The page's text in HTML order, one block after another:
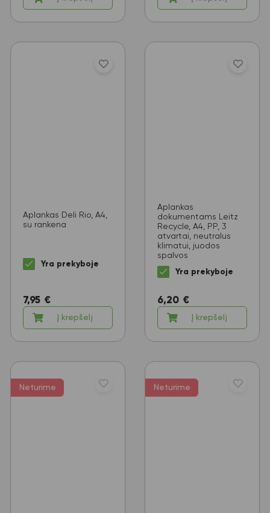
Aplankas Deli Rio, A4,
su rankena
Yra prekyboje
7,95 €
Į krepšelį
Aplankas
dokumentams Leitz
Recycle, A4, PP, 3
atvartai, neutralus
klimatui, juodos
spalvos
Yra prekyboje
6,20 €
Į krepšelį
Neturime Neturime